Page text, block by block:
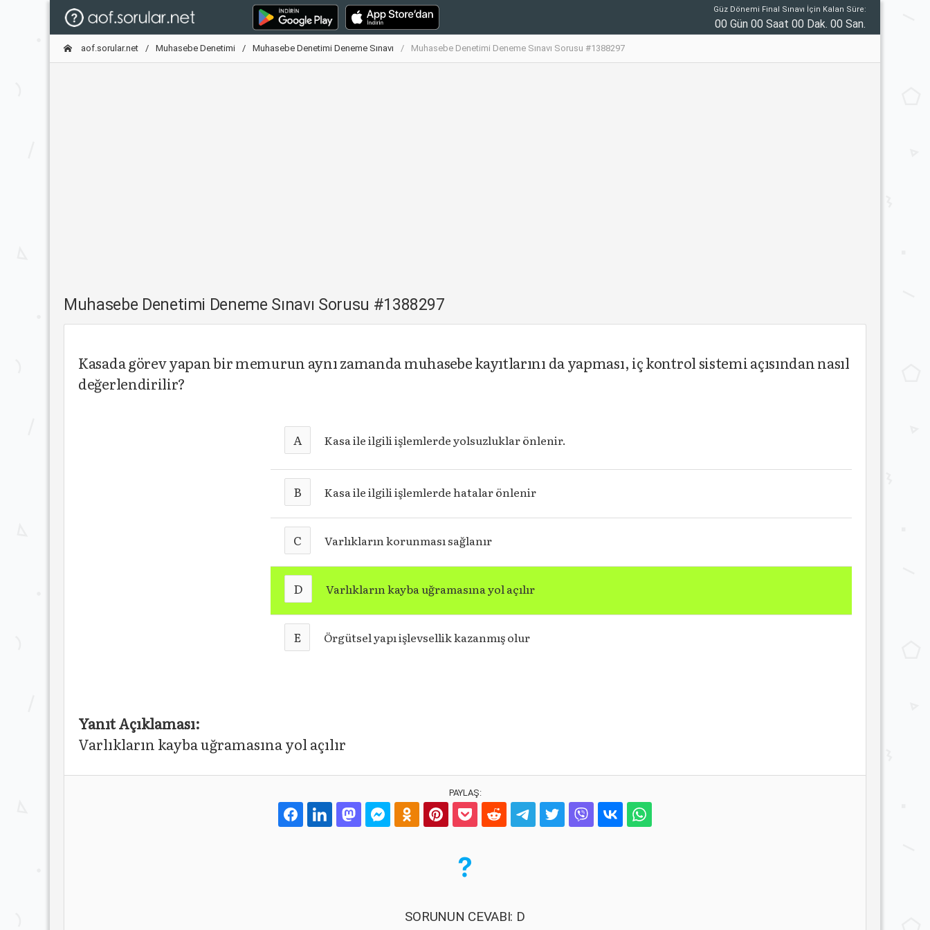
Güz Dönemi Final Sınavı İçin Kalan Süre:
00 Gün 00 Saat 00 Dak. 00 San.
aof.sorular.net Muhasebe Denetimi Muhasebe Denetimi Deneme Sınavı Muhasebe Denetimi Deneme Sınavı Sorusu #1388297
Muhasebe Denetimi Deneme Sınavı Sorusu #1388297
Kasada görev yapan bir memurun aynı zamanda muhasebe kayıtlarını da yapması, iç kontrol sistemi açısından nasıl
değerlendirilir?
A Kasa ile ilgili işlemlerde yolsuzluklar önlenir.
B Kasa ile ilgili işlemlerde hatalar önlenir
C Varlıkların korunması sağlanır
D Varlıkların kayba uğramasına yol açılır
E Örgütsel yapı işlevsellik kazanmış olur
Yanıt Açıklaması:
Varlıkların kayba uğramasına yol açılır
PAYLAŞ:
SORUNUN CEVABI: D